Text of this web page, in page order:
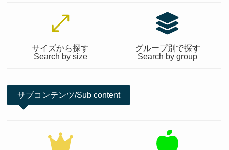
サイズから探す
Search by size
グループ別で探す
Search by group
サブコンテンツ/Sub content